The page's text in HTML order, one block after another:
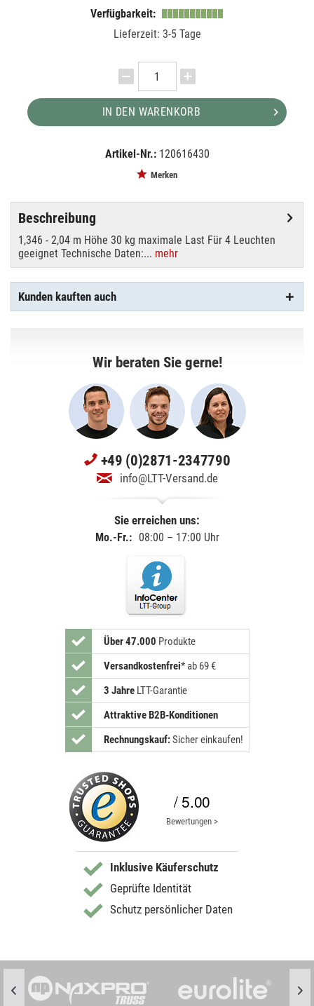
Verfügbarkeit:
Lieferzeit: 3-5 Tage
IN DEN WARENKORB
Artikel-Nr.: 120616430
Merken
Beschreibung
1,346 - 2,04 m Höhe 30 kg maximale Last Für 4 Leuchten
geeignet Technische Daten:... mehr
Kunden kauften auch
Wir beraten Sie gerne!
+49 (0)2871-2347790
info@LTT-Versand.de
Sie erreichen uns:
Mo.-Fr.: 08:00 – 17:00 Uhr
Über 47.000 Produkte
Versandkostenfrei* ab 69 €
3 JahreLTT-Garantie
Attraktive B2B-Konditionen
Rechnungskauf:Sicher einkaufen!
/ 5.00
Bewertungen >
Inklusive Käuferschutz
Geprüfte Identität
Schutz persönlicher Daten